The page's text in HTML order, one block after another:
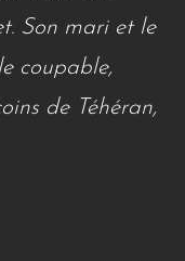
Son mari et le
coupable,
de Téhéran,